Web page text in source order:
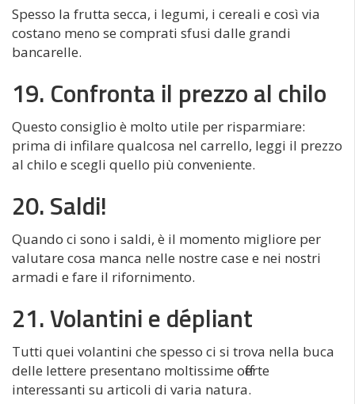
Spesso la frutta secca, i legumi, i cereali e così via
costano meno se comprati sfusi dalle grandi
bancarelle.
19. Confronta il prezzo al chilo
Questo consiglio è molto utile per risparmiare:
prima di infilare qualcosa nel carrello, leggi il prezzo
al chilo e scegli quello più conveniente.
20. Saldi!
Quando ci sono i saldi, è il momento migliore per
valutare cosa manca nelle nostre case e nei nostri
armadi e fare il rifornimento.
21. Volantini e dépliant
Tutti quei volantini che spesso ci si trova nella buca
delle lettere presentano moltissime offerte
interessanti su articoli di varia natura.